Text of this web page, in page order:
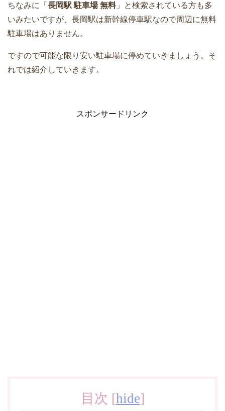
ちなみに「 長岡駅 駐車場 無料」と検索されている方も多
いみたいですが、長岡駅は新幹線停車駅なので周辺に無料
駐車場はありません。
ですので可能な限り安い駐車場に停めていきましょう。そ
れでは紹介していきます。
スポンサードリンク
目次 [hide]